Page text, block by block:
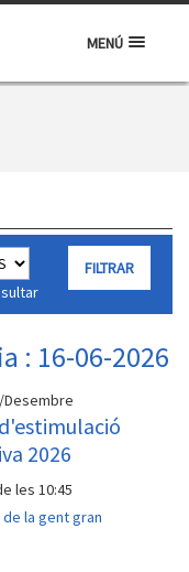
MENÚ
: 16-06-2026
Desembre
2026
les 10:45
de la gent gran